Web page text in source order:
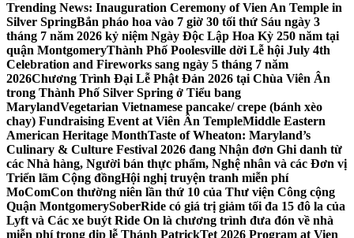
Trending News: Inauguration Ceremony of Vien An Temple in
Silver SpringBắn pháo hoa vào 7 giờ 30 tối thứ Sáu ngày 3
tháng 7 năm 2026 kỷ niệm Ngày Độc Lập Hoa Kỳ 250 năm tại
quận MontgomeryThành Phố Poolesville dời Lễ hội July 4th
Celebration and Fireworks sang ngày 5 tháng 7 năm
2026Chương Trình Đại Lễ Phật Đản 2026 tại Chùa Viên Ân
trong Thành Phố Silver Spring ở Tiểu bang
MarylandVegetarian Vietnamese pancake/ crepe (bánh xèo
chay) Fundraising Event at Viên Ân TempleMiddle Eastern
American Heritage MonthTaste of Wheaton: Maryland’s
Culinary & Culture Festival 2026 đang Nhận đơn Ghi danh từ
các Nhà hàng, Người bán thực phẩm, Nghệ nhân và các Đơn vị
Triển lãm Cộng đồngHội nghị truyện tranh miễn phí
MoComCon thường niên lần thứ 10 của Thư viện Công cộng
Quận MontgomerySoberRide có giá trị giảm tối đa 15 đô la của
Lyft và Các xe buýt Ride On là chương trình đưa đón về nhà
miễn phí trong dịp lễ Thánh PatrickTet 2026 Program at Vien